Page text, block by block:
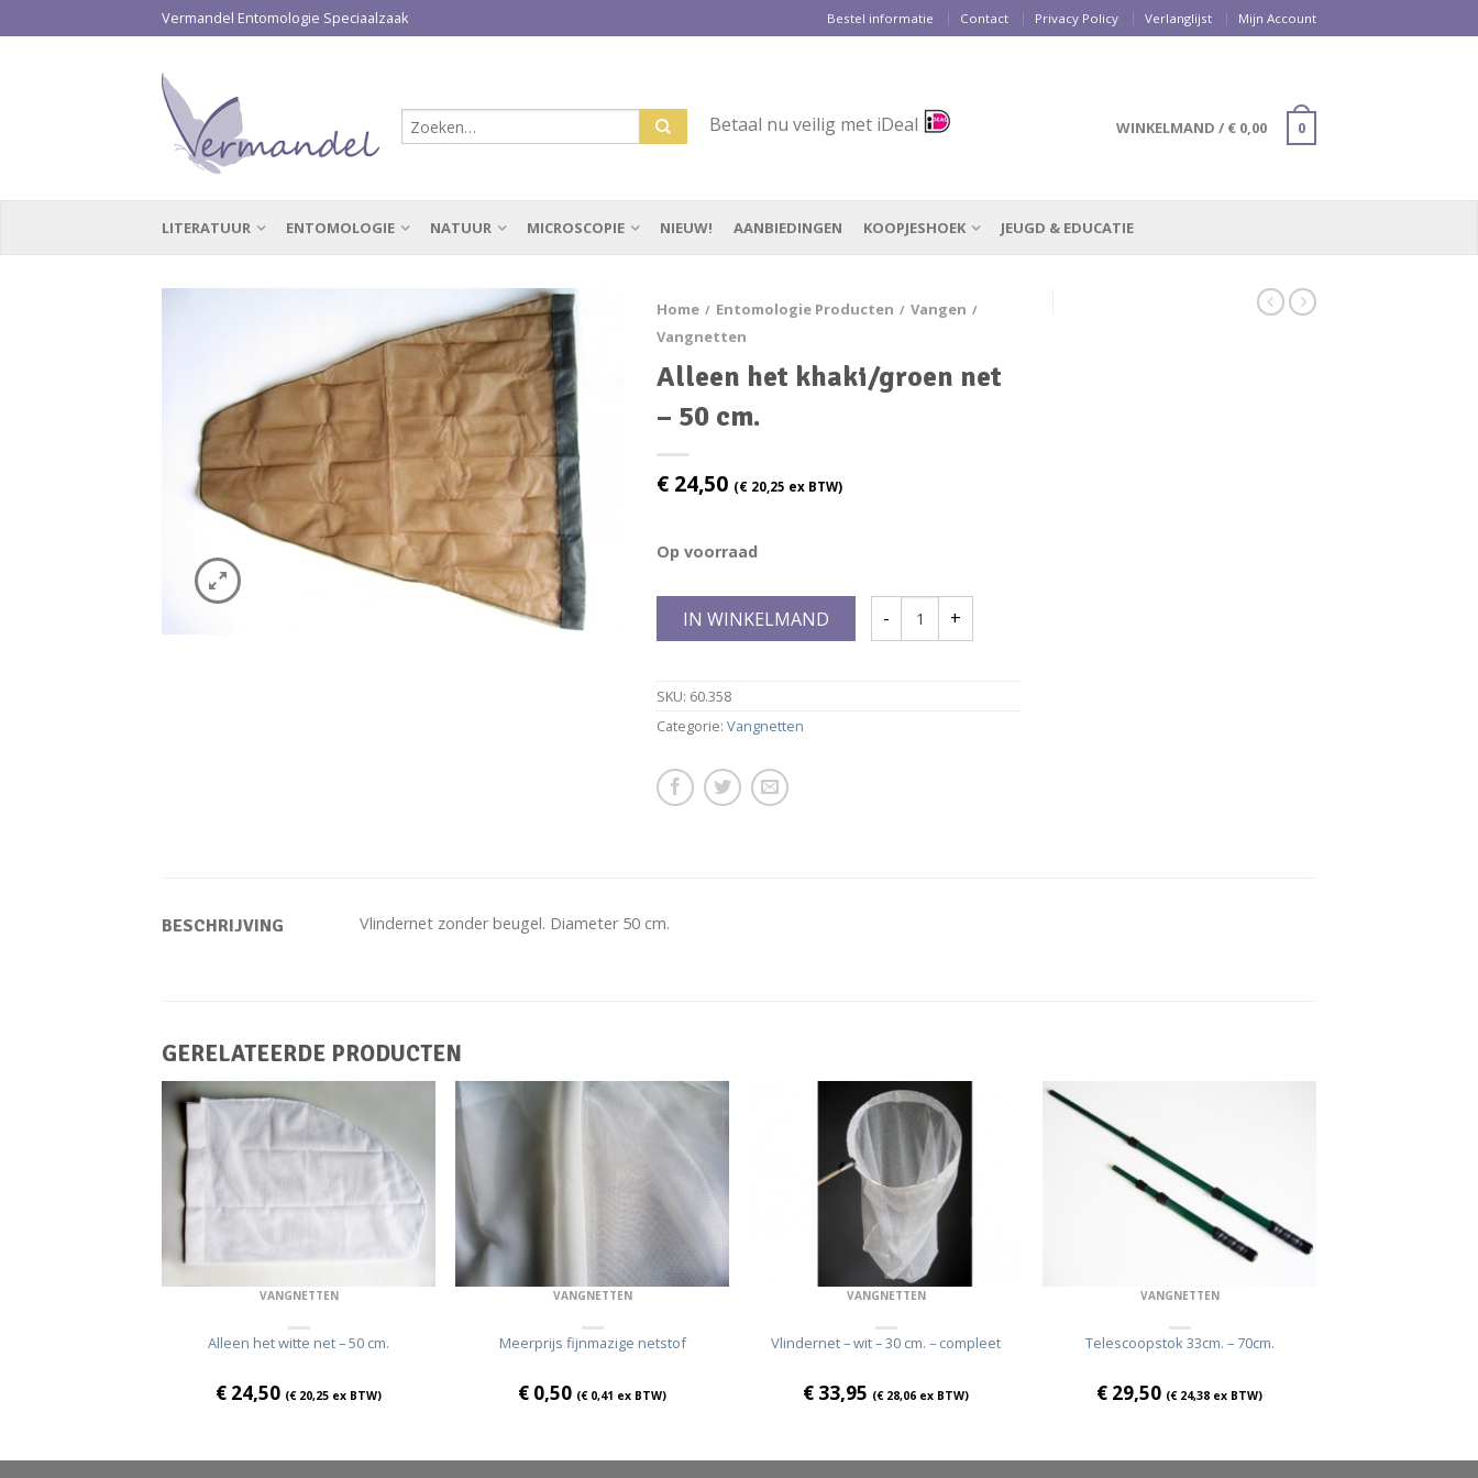
Vermandel Entomologie Speciaalzaak Bestel informatie Contact Privacy Policy Verlanglijst Mijn Account
Betaal nu veilig met iDeal WINKELMAND / € 0,00 0
LITERATUUR ENTOMOLOGIE NATUUR MICROSCOPIE NIEUW! AANBIEDINGEN KOOPJESHOEK JEUGD & EDUCATIE
Home / Entomologie Producten / Vangen /
Vangnetten
Alleen het khaki/groen net
– 50 cm.
€ 24,50 (€ 20,25 ex BTW)
Op voorraad
IN WINKELMAND
SKU: 60.358
Categorie: Vangnetten
BESCHRIJVING Vlindernet zonder beugel. Diameter 50 cm.
GERELATEERDE PRODUCTEN
VANGNETTEN
Alleen het witte net – 50 cm.
€ 24,50 (€20,25 ex BTW)
VANGNETTEN
Meerprijs fijnmazige netstof
€ 0,50 (€0,41 ex BTW)
VANGNETTEN
Vlindernet – wit – 30 cm. – compleet
€ 33,95 (€28,06 ex BTW)
VANGNETTEN
Telescoopstok 33cm. – 70cm.
€ 29,50 (€24,38 ex BTW)